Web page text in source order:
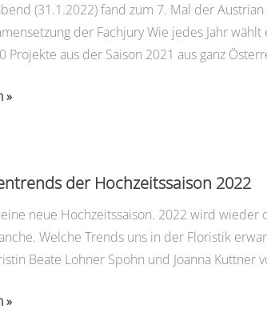
(31.1.2022) fand zum 7. Mal der
der Fachjury Wie jedes Jahr
Projekte aus der Saison 2021 aus ganz
»
der Hochzeitssaison 2022
eine neue Hochzeitssaison. 2022 wird
Welche Trends uns in der Floristik
Beate Lohner Spohn und Joanna
»